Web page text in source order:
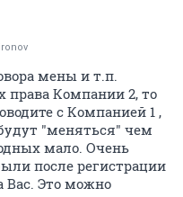
мены и т.п.
Компании 2, то
с Компанией 1 ,
"меняться" чем
мало. Очень
после регистрации
Вас. Это можно